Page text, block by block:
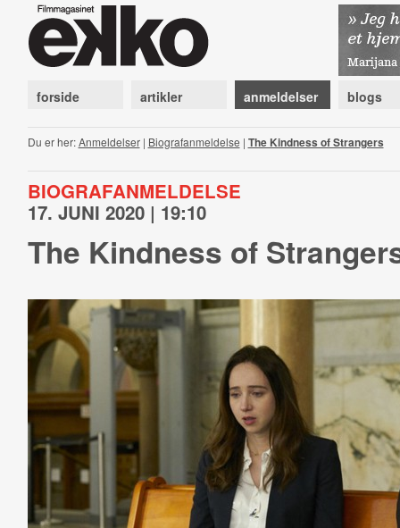
forside artikler anmeldelser blogs
Du er her:Anmeldelser| Biografanmeldelse | The Kindness of Strangers
BIOGRAFANMELDELSE
17. JUNI 2020 | 19:10
The Kindness of